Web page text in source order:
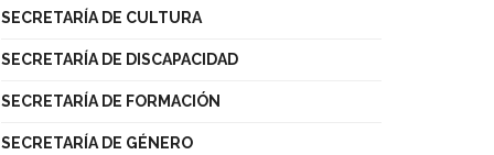
SECRETARÍA DE CULTURA
SECRETARÍA DE DISCAPACIDAD
SECRETARÍA DE FORMACIÓN
SECRETARÍA DE GÉNERO